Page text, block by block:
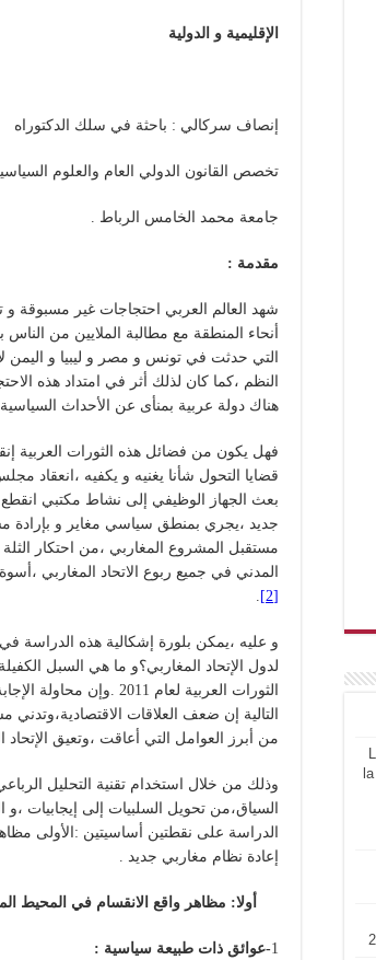
الإقليمية و الدولية
إنصاف سركالي : باحثة في سلك الدكتوراه
تخصص القانون الدولي العام والعلوم
جامعة محمد الخامس الرباط .
مقدمة :
أنحاء المنطقة مع مطالبة الملايين من
التي حدثت في تونس و مصر و ليبيا و
النظم ،كما كان لذلك أثر في امتداد هذه
هناك دولة عربية بمنأى عن الأحداث
فهل يكون من فضائل هذه الثورات العربية
قضايا التحول شأنا يغنيه و يكفيه ،انعقاد
بعث الجهاز الوظيفي إلى نشاط مكتبي
جديد ،يجري بمنطق سياسي مغاير و بإرادة
مستقبل المشروع المغاربي ،من احتكار الثلة
المدني في جميع ربوع الاتحاد المغاربي
[2]
و عليه ،يمكن بلورة إشكالية هذه الدراسة في
لدول الإتحاد المغاربي؟و ما هي السبل
الثورات العربية لعام
التالية إن ضعف العلاقات الاقتصادية،وتدني
من أبرز العوامل التي أعاقت ،وتعيق
وذلك من خلال استخدام تقنية التحليل
السياق،من تحويل السلبيات إلى إيجابيات
الدراسة على نقطتين أساسيتين :الأولى
إعادة نظام مغاربي جديد .
أولا: مظاهر واقع الانقسام في المحيط
1-عوائق ذات طبيعة سياسية :